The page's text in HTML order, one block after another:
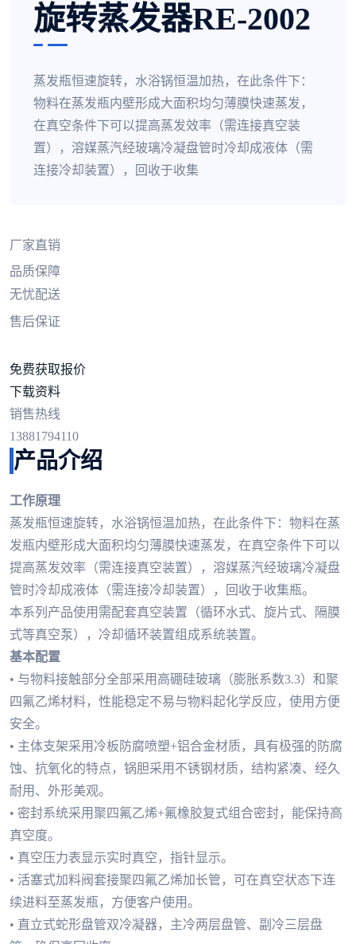
旋转蒸发器RE-2002
蒸发瓶恒速旋转，水浴锅恒温加热，在此条件下：
物料在蒸发瓶内壁形成大面积均匀薄膜快速蒸发，
在真空条件下可以提高蒸发效率（需连接真空装
置），溶媒蒸汽经玻璃冷凝盘管时冷却成液体（需
连接冷却装置），回收于收集
厂家直销
品质保障
无忧配送
售后保证
免费获取报价
下载资料
销售热线
13881794110
产品介绍
工作原理
蒸发瓶恒速旋转，水浴锅恒温加热，在此条件下：物料在蒸
发瓶内壁形成大面积均匀薄膜快速蒸发，在真空条件下可以
提高蒸发效率（需连接真空装置），溶媒蒸汽经玻璃冷凝盘
管时冷却成液体（需连接冷却装置），回收于收集瓶。
本系列产品使用需配套真空装置（循环水式、旋片式、隔膜
式等真空泵），冷却循环装置组成系统装置。
基本配置
• 与物料接触部分全部采用高硼硅玻璃（膨胀系数3.3）和聚
四氟乙烯材料，性能稳定不易与物料起化学反应，使用方便
安全。
• 主体支架采用冷板防腐喷塑+铝合金材质，具有极强的防腐
蚀、抗氧化的特点，锅胆采用不锈钢材质，结构紧凑、经久
耐用、外形美观。
• 密封系统采用聚四氟乙烯+氟橡胶复式组合密封，能保持高
真空度。
• 真空压力表显示实时真空，指针显示。
• 活塞式加料阀套接聚四氟乙烯加长管，可在真空状态下连
续进料至蒸发瓶，方便客户使用。
• 直立式蛇形盘管双冷凝器，主冷两层盘管、副冷三层盘